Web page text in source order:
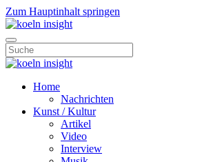
Zum Hauptinhalt springen
Home
Nachrichten
Kunst / Kultur
Artikel
Video
Interview